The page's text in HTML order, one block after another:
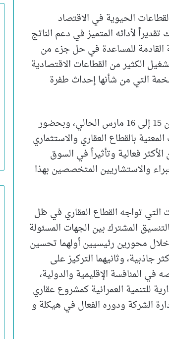
الحيوية في الاقتصاد
لأدائه المتميز في دعم الناتج
للمساعدة في حل جزء من
الكثير من القطاعات الاقتصادية
التي من شأنها إحداث طفرة
وانعقد المنتدى العقاري للبنك التجاري الدولي خلال الفترة من 15 إلى 16 مارس الحالي، وبحضور
بالقطاع العقاري والاستثماري
المطورين الأكثر فعالية وتأثيراً في السوق
والاستشاريين المتخصصين بهذا
تواجه القطاع العقاري في ظل
المشترك بين الجهات المسئولة
محورين رئيسيين أولهما تحسين
جاذبية، وثانيهما التركيز على
المنافسة الإقليمية والدولية،
للتنمية العمرانية كمشروع عقاري
الشركة ودوره الفعال في هيكلة و